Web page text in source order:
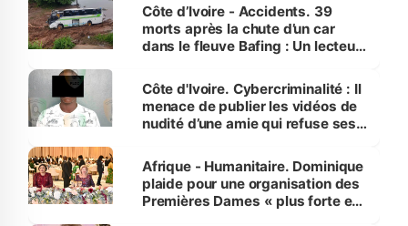
Côte d’Ivoire - Accidents. 39
morts après la chute d’un car
dans le fleuve Bafing : Un lecteur
des Transports
Côte d'Ivoire. Cybercriminalité : Il
menace de publier les vidéos de
nudité d’une amie qui refuse ses
Afrique - Humanitaire. Dominique
plaide pour une organisation des
Premières Dames « plus forte et